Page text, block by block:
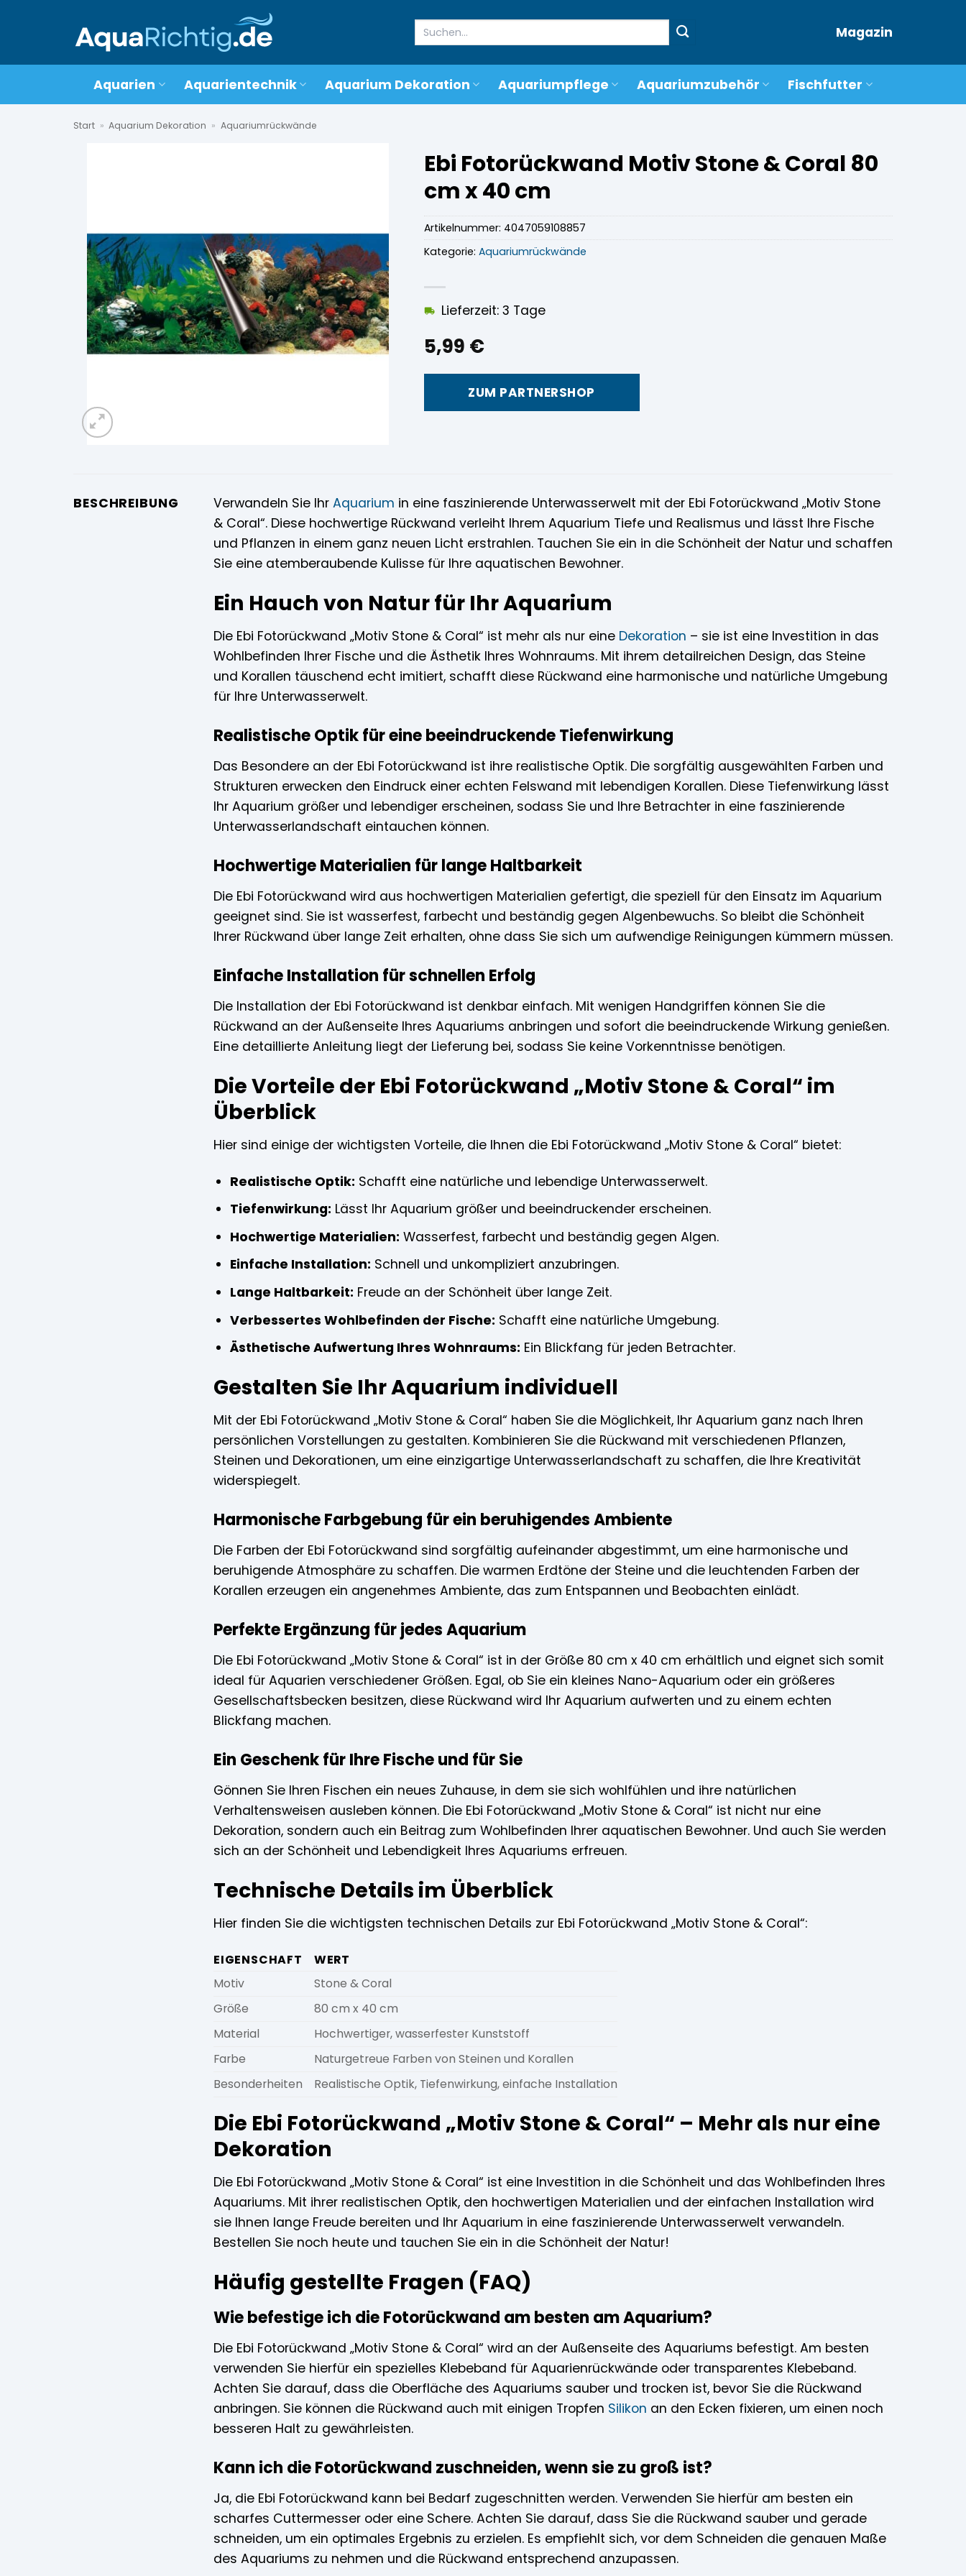
Suchen
nach:
Magazin
Aquarien Aquarientechnik Aquarium Dekoration Aquariumpflege Aquariumzubehör Fischfutter
Start » Aquarium Dekoration » Aquariumrückwände
Ebi Fotorückwand Motiv Stone & Coral 80
cm x 40 cm
5,99 €
Lieferzeit: 3 Tage
ZUM PARTNERSHOP
Artikelnummer: 4047059108857
Kategorie: Aquariumrückwände
BESCHREIBUNG Verwandeln Sie Ihr Aquarium in eine faszinierende Unterwasserwelt mit der Ebi Fotorückwand „Motiv Stone
& Coral“. Diese hochwertige Rückwand verleiht Ihrem Aquarium Tiefe und Realismus und lässt Ihre Fische
und Pflanzen in einem ganz neuen Licht erstrahlen. Tauchen Sie ein in die Schönheit der Natur und schaffen
Sie eine atemberaubende Kulisse für Ihre aquatischen Bewohner.
Ein Hauch von Natur für Ihr Aquarium
Die Ebi Fotorückwand „Motiv Stone & Coral“ ist mehr als nur eine Dekoration – sie ist eine Investition in das
Wohlbefinden Ihrer Fische und die Ästhetik Ihres Wohnraums. Mit ihrem detailreichen Design, das Steine
und Korallen täuschend echt imitiert, schafft diese Rückwand eine harmonische und natürliche Umgebung
für Ihre Unterwasserwelt.
Realistische Optik für eine beeindruckende Tiefenwirkung
Das Besondere an der Ebi Fotorückwand ist ihre realistische Optik. Die sorgfältig ausgewählten Farben und
Strukturen erwecken den Eindruck einer echten Felswand mit lebendigen Korallen. Diese Tiefenwirkung lässt
Ihr Aquarium größer und lebendiger erscheinen, sodass Sie und Ihre Betrachter in eine faszinierende
Unterwasserlandschaft eintauchen können.
Hochwertige Materialien für lange Haltbarkeit
Die Ebi Fotorückwand wird aus hochwertigen Materialien gefertigt, die speziell für den Einsatz im Aquarium
geeignet sind. Sie ist wasserfest, farbecht und beständig gegen Algenbewuchs. So bleibt die Schönheit
Ihrer Rückwand über lange Zeit erhalten, ohne dass Sie sich um aufwendige Reinigungen kümmern müssen.
Einfache Installation für schnellen Erfolg
Die Installation der Ebi Fotorückwand ist denkbar einfach. Mit wenigen Handgriffen können Sie die
Rückwand an der Außenseite Ihres Aquariums anbringen und sofort die beeindruckende Wirkung genießen.
Eine detaillierte Anleitung liegt der Lieferung bei, sodass Sie keine Vorkenntnisse benötigen.
Die Vorteile der Ebi Fotorückwand „Motiv Stone & Coral“ im
Überblick
Hier sind einige der wichtigsten Vorteile, die Ihnen die Ebi Fotorückwand „Motiv Stone & Coral“ bietet:
Realistische Optik: Schafft eine natürliche und lebendige Unterwasserwelt.
Tiefenwirkung: Lässt Ihr Aquarium größer und beeindruckender erscheinen.
Hochwertige Materialien: Wasserfest, farbecht und beständig gegen Algen.
Einfache Installation: Schnell und unkompliziert anzubringen.
Lange Haltbarkeit: Freude an der Schönheit über lange Zeit.
Verbessertes Wohlbefinden der Fische: Schafft eine natürliche Umgebung.
Ästhetische Aufwertung Ihres Wohnraums: Ein Blickfang für jeden Betrachter.
Gestalten Sie Ihr Aquarium individuell
Mit der Ebi Fotorückwand „Motiv Stone & Coral“ haben Sie die Möglichkeit, Ihr Aquarium ganz nach Ihren
persönlichen Vorstellungen zu gestalten. Kombinieren Sie die Rückwand mit verschiedenen Pflanzen,
Steinen und Dekorationen, um eine einzigartige Unterwasserlandschaft zu schaffen, die Ihre Kreativität
widerspiegelt.
Harmonische Farbgebung für ein beruhigendes Ambiente
Die Farben der Ebi Fotorückwand sind sorgfältig aufeinander abgestimmt, um eine harmonische und
beruhigende Atmosphäre zu schaffen. Die warmen Erdtöne der Steine und die leuchtenden Farben der
Korallen erzeugen ein angenehmes Ambiente, das zum Entspannen und Beobachten einlädt.
Perfekte Ergänzung für jedes Aquarium
Die Ebi Fotorückwand „Motiv Stone & Coral“ ist in der Größe 80 cm x 40 cm erhältlich und eignet sich somit
ideal für Aquarien verschiedener Größen. Egal, ob Sie ein kleines Nano-Aquarium oder ein größeres
Gesellschaftsbecken besitzen, diese Rückwand wird Ihr Aquarium aufwerten und zu einem echten
Blickfang machen.
Ein Geschenk für Ihre Fische und für Sie
Gönnen Sie Ihren Fischen ein neues Zuhause, in dem sie sich wohlfühlen und ihre natürlichen
Verhaltensweisen ausleben können. Die Ebi Fotorückwand „Motiv Stone & Coral“ ist nicht nur eine
Dekoration, sondern auch ein Beitrag zum Wohlbefinden Ihrer aquatischen Bewohner. Und auch Sie werden
sich an der Schönheit und Lebendigkeit Ihres Aquariums erfreuen.
Technische Details im Überblick
Hier finden Sie die wichtigsten technischen Details zur Ebi Fotorückwand „Motiv Stone & Coral“:
EIGENSCHAFT
WERT
Motiv
Stone & Coral
Größe
80 cm x 40 cm
Material
Hochwertiger, wasserfester Kunststoff
Farbe
Naturgetreue Farben von Steinen und Korallen
Besonderheiten
Realistische Optik, Tiefenwirkung, einfache Installation
Die Ebi Fotorückwand „Motiv Stone & Coral“ – Mehr als nur eine
Dekoration
Die Ebi Fotorückwand „Motiv Stone & Coral“ ist eine Investition in die Schönheit und das Wohlbefinden Ihres
Aquariums. Mit ihrer realistischen Optik, den hochwertigen Materialien und der einfachen Installation wird
sie Ihnen lange Freude bereiten und Ihr Aquarium in eine faszinierende Unterwasserwelt verwandeln.
Bestellen Sie noch heute und tauchen Sie ein in die Schönheit der Natur!
Häufig gestellte Fragen (FAQ)
Wie befestige ich die Fotorückwand am besten am Aquarium?
Die Ebi Fotorückwand „Motiv Stone & Coral“ wird an der Außenseite des Aquariums befestigt. Am besten
verwenden Sie hierfür ein spezielles Klebeband für Aquarienrückwände oder transparentes Klebeband.
Achten Sie darauf, dass die Oberfläche des Aquariums sauber und trocken ist, bevor Sie die Rückwand
anbringen. Sie können die Rückwand auch mit einigen Tropfen Silikon an den Ecken fixieren, um einen noch
besseren Halt zu gewährleisten.
Kann ich die Fotorückwand zuschneiden, wenn sie zu groß ist?
Ja, die Ebi Fotorückwand kann bei Bedarf zugeschnitten werden. Verwenden Sie hierfür am besten ein
scharfes Cuttermesser oder eine Schere. Achten Sie darauf, dass Sie die Rückwand sauber und gerade
schneiden, um ein optimales Ergebnis zu erzielen. Es empfiehlt sich, vor dem Schneiden die genauen Maße
des Aquariums zu nehmen und die Rückwand entsprechend anzupassen.